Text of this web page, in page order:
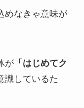
めなきゃ意味が
が「はじめてク
識しているた